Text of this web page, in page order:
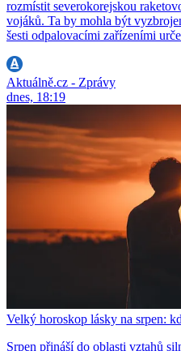
rozmístit severokorejskou
vojáků. Ta by mohla být
šesti odpalovacími zařízeními
Aktuálně.cz - Zprávy
dnes, 18:19
Velký horoskop lásky na srpen:
Srpen přináší do oblasti vztahů